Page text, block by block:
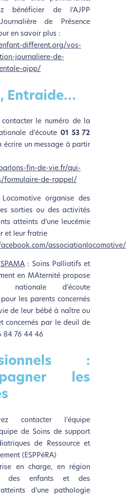
bénéficier de l’AJPP
de Présence
en savoir plus :
different.org/vos-
journaliere-de-
ajpp/
Entraide…
contacter le numéro de la
d’écoute 01 53 72
écrire un message à partir
fin-de-vie.fr/qui-
formulaire-de-rappel/
Locomotive organise des
sorties ou des activités
atteints d’une leucémie
et leur fratrie
associationlocomotive/
SPAMA: Soins Palliatifs et
en MAternité propose
d’écoute
les parents concernés
de leur bébé à naître ou
concernés par le deuil de
84 76 44 46
:
les
contacter l’équipe
de Soins de support
de Ressource et
(ESPPéRA)
en charge, en région
des enfants et des
d’une pathologie